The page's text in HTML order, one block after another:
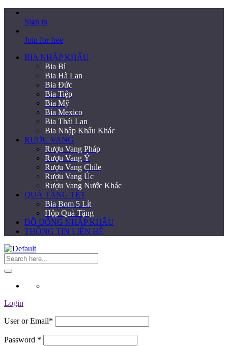
Sign in
Join for free
BIA NHẬP KHẨU
Bia Bỉ
Bia Hà Lan
Bia Đức
Bia Tiệp
Bia Mỹ
Bia Mexico
Bia Thái Lan
Bia Nhập Khẩu Khác
RƯỢU VANG
Rượu Vang Pháp
Rượu Vang Ý
Rượu Vang Chile
Rượu Vang Úc
Rượu Vang Nước Khác
QUÀ TẶNG TẾT
Bia Bom 5 Lít
Hộp Quà Tặng
ĐỒ UỐNG NHẬP KHẨU
THÔNG TIN LIÊN HỆ
Login
User or Email*
Password *